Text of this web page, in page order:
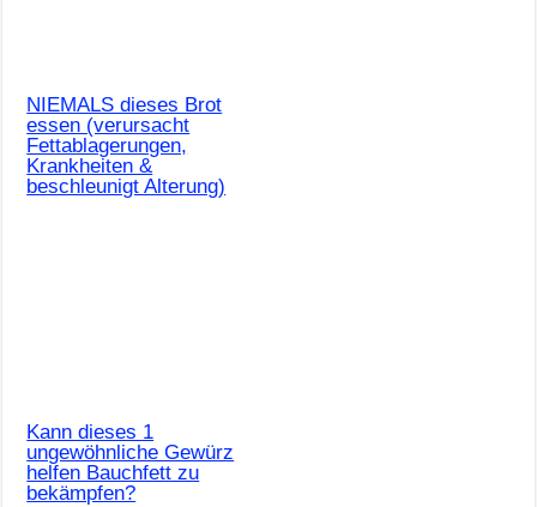
NIEMALS dieses Brot
essen (verursacht
Fettablagerungen,
Krankheiten &
beschleunigt Alterung)
Kann dieses 1
ungewöhnliche Gewürz
helfen Bauchfett zu
bekämpfen?